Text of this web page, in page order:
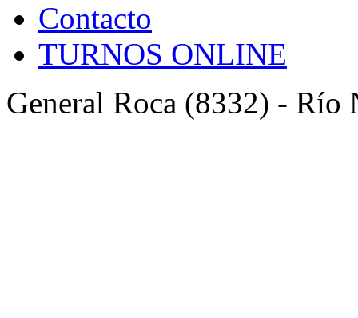
Contacto
TURNOS ONLINE
General Roca (8332) - Río